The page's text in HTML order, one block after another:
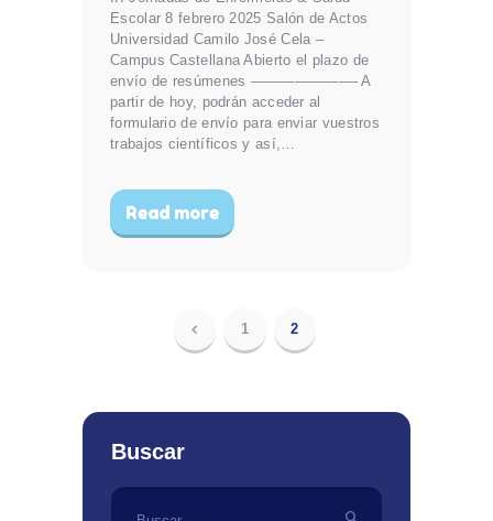
Escolar 8 febrero 2025 Salón de Actos
Universidad Camilo José Cela –
Campus Castellana Abierto el plazo de
envío de resúmenes ———————- A
partir de hoy, podrán acceder al
formulario de envío para enviar vuestros
trabajos científicos y así,…
Read more
Paginación
PAGE
1 PAGE
2
Buscar
Buscar: